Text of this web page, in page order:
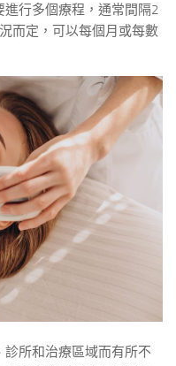
行多個療程，通常間隔2
而定，可以每個月或每數
所和治療區域而有所不